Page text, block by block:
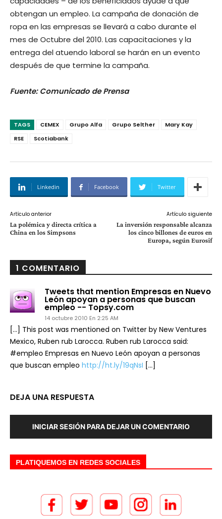
obtengan un empleo. La campaña de donación de
ropa en las empresas se llevará a cabo durante el
mes de Octubre del 2010. Las capacitaciones y la
entrega del atuendo laboral se harán en un evento
después de que termine la campaña.
Fuente: Comunicado de Prensa
TAGS CEMEX Grupo Alfa Grupo Selther
Mary Kay
RSE
Scotiabank
Linkedin Facebook Twitter
Artículo anterior
La polémica y directa crítica a
China en los Simpsons
Artículo siguiente
La inversión responsable alcanza
los cinco billones de euros en
Europa, según Eurosif
1 COMENTARIO
Tweets that mention Empresas en Nuevo
León apoyan a personas que buscan
empleo -- Topsy.com
14 octubre 2010 En 2:25 AM
[…] This post was mentioned on Twitter by New Ventures
Mexico, Ruben rub Larocca. Ruben rub Larocca said:
#empleo Empresas en Nuevo León apoyan a personas
que buscan empleo http://ht.ly/19qNsI […]
DEJA UNA RESPUESTA
INICIAR SESIÓN PARA DEJAR UN COMENTARIO
PLATIQUEMOS EN REDES SOCIALES